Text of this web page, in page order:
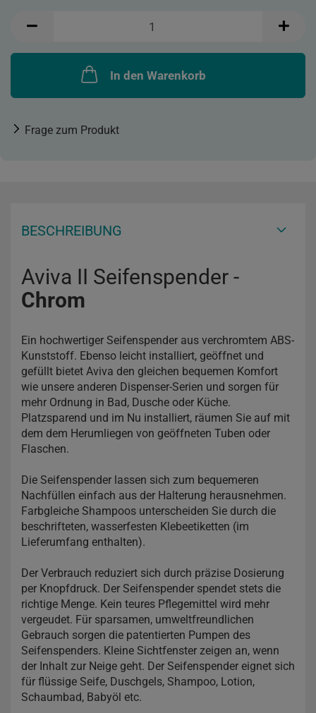
In den Warenkorb
Frage zum Produkt
BESCHREIBUNG
Aviva II Seifenspender -
Chrom
Ein hochwertiger Seifenspender aus verchromtem ABS-
Kunststoff. Ebenso leicht installiert, geöffnet und
gefüllt bietet Aviva den gleichen bequemen Komfort
wie unsere anderen Dispenser-Serien und sorgen für
mehr Ordnung in Bad, Dusche oder Küche.
Platzsparend und im Nu installiert, räumen Sie auf mit
dem dem Herumliegen von geöffneten Tuben oder
Flaschen.
Die Seifenspender lassen sich zum bequemeren
Nachfüllen einfach aus der Halterung herausnehmen.
Farbgleiche Shampoos unterscheiden Sie durch die
beschrifteten, wasserfesten Klebeetiketten (im
Lieferumfang enthalten).
Der Verbrauch reduziert sich durch präzise Dosierung
per Knopfdruck. Der Seifenspender spendet stets die
richtige Menge. Kein teures Pflegemittel wird mehr
vergeudet. Für sparsamen, umweltfreundlichen
Gebrauch sorgen die patentierten Pumpen des
Seifenspenders. Kleine Sichtfenster zeigen an, wenn
der Inhalt zur Neige geht. Der Seifenspender eignet sich
für flüssige Seife, Duschgels, Shampoo, Lotion,
Schaumbad, Babyöl etc.